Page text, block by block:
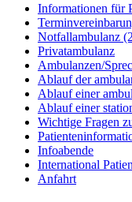
Informationen für
Notfallambulanz
Privatambulanz
Ambulanzen/
Ablauf der
Ablauf einer
Ablauf einer
Wichtige Fragen
Infoabende
International
Anfahrt